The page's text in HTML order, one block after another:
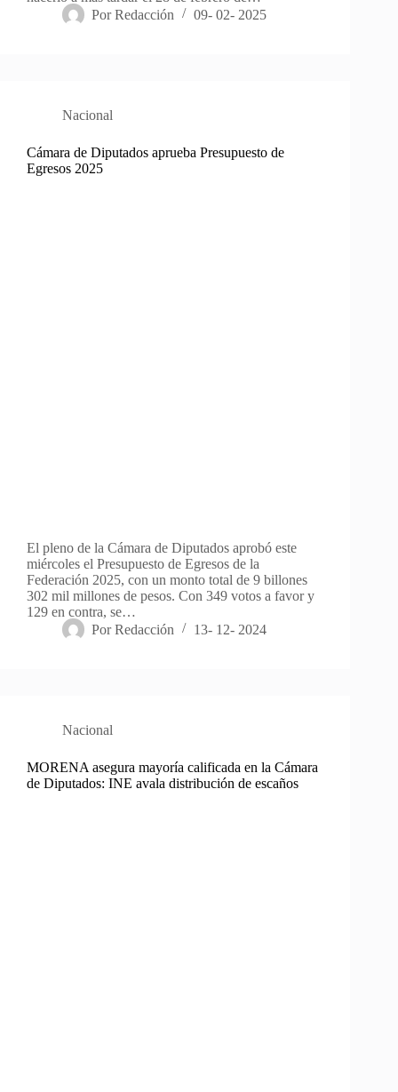
Por Redacción 09- 02- 2025
Nacional
Cámara de Diputados aprueba Presupuesto de
Egresos 2025
El pleno de la Cámara de Diputados aprobó este
miércoles el Presupuesto de Egresos de la
Federación 2025, con un monto total de 9 billones
302 mil millones de pesos. Con 349 votos a favor y
129 en contra, se…
Por Redacción 13- 12- 2024
Nacional
MORENA asegura mayoría calificada en la Cámara
de Diputados: INE avala distribución de escaños